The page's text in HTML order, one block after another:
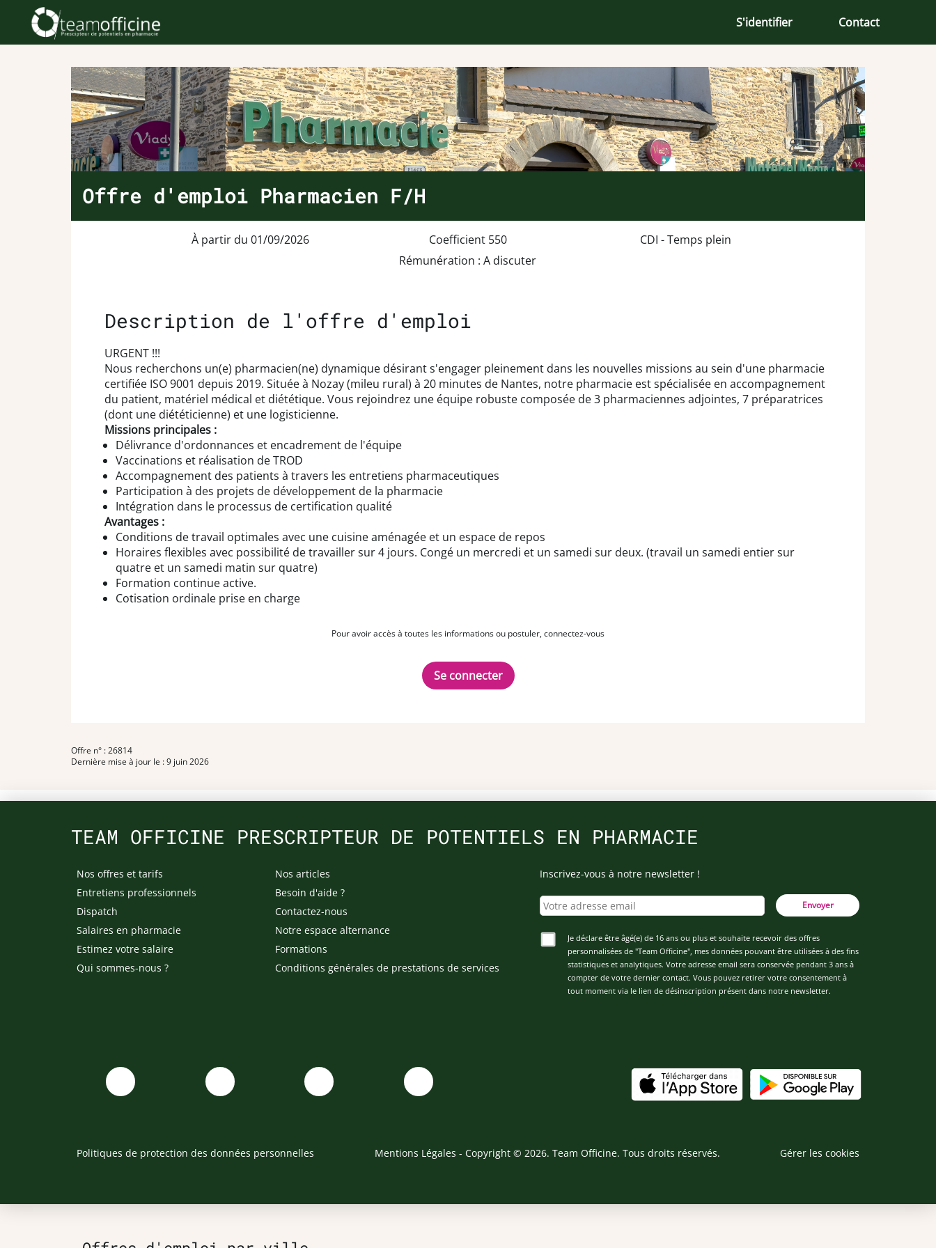
S'identifier Contact
Offre d'emploi Pharmacien F/H
À partir du 01/09/2026
Coefficient 550
Rémunération : A discuter
CDI - Temps plein
Description de l'offre d'emploi
URGENT !!!
Nous recherchons un(e) pharmacien(ne) dynamique désirant s'engager pleinement dans les nouvelles missions au sein d'une pharmacie
certifiée ISO 9001 depuis 2019. Située à Nozay (mileu rural) à 20 minutes de Nantes, notre pharmacie est spécialisée en accompagnement
du patient, matériel médical et diététique. Vous rejoindrez une équipe robuste composée de 3 pharmaciennes adjointes, 7 préparatrices
(dont une diététicienne) et une logisticienne.
Missions principales :
Délivrance d'ordonnances et encadrement de l'équipe
Vaccinations et réalisation de TROD
Accompagnement des patients à travers les entretiens pharmaceutiques
Participation à des projets de développement de la pharmacie
Intégration dans le processus de certification qualité
Avantages :
Conditions de travail optimales avec une cuisine aménagée et un espace de repos
Horaires flexibles avec possibilité de travailler sur 4 jours. Congé un mercredi et un samedi sur deux. (travail un samedi entier sur
quatre et un samedi matin sur quatre)
Formation continue active.
Cotisation ordinale prise en charge
Pour avoir accès à toutes les informations ou postuler, connectez-vous
Se connecter
Offre n° : 26814
Dernière mise à jour le : 9 juin 2026
TEAM OFFICINE PRESCRIPTEUR DE POTENTIELS EN PHARMACIE
Nos offres et tarifs
Entretiens professionnels
Dispatch
Salaires en pharmacie
Estimez votre salaire
Qui sommes-nous ?
Nos articles
Besoin d'aide ?
Contactez-nous
Notre espace alternance
Formations
Conditions générales de prestations de services
Inscrivez-vous à notre newsletter !
Envoyer
Je déclare être âgé(e) de 16 ans ou plus et souhaite recevoir des offres
personnalisées de "Team Officine", mes données pouvant être utilisées à des fins
statistiques et analytiques. Votre adresse email sera conservée pendant 3 ans à
compter de votre dernier contact. Vous pouvez retirer votre consentement à
tout moment via le lien de désinscription présent dans notre newsletter.
Politiques de protection des données personnelles Mentions Légales - Copyright © 2026. Team Officine. Tous droits réservés. Gérer les cookies